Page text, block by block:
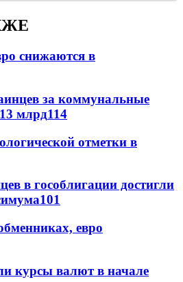
снижаются в
за коммунальные
млрд114
отметки в
в гособлигации достигли
101
евро
курсы валют в начале